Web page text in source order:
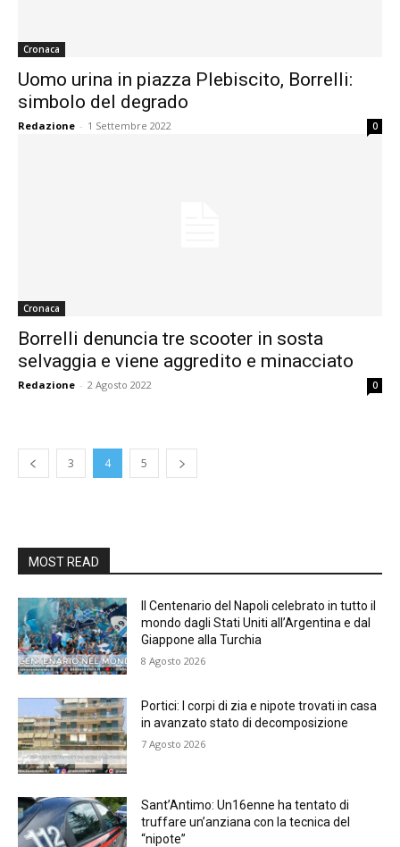
Cronaca
Uomo urina in piazza Plebiscito, Borrelli:
simbolo del degrado
Redazione - 1 Settembre 2022 0
Cronaca
Borrelli denuncia tre scooter in sosta
selvaggia e viene aggredito e minacciato
Redazione - 2 Agosto 2022 0
3 4 5
MOST READ
Il Centenario del Napoli celebrato in tutto il
mondo dagli Stati Uniti all’Argentina e dal
Giappone alla Turchia
8 Agosto 2026
Portici: I corpi di zia e nipote trovati in casa
in avanzato stato di decomposizione
7 Agosto 2026
Sant’Antimo: Un16enne ha tentato di
truffare un’anziana con la tecnica del
“nipote”